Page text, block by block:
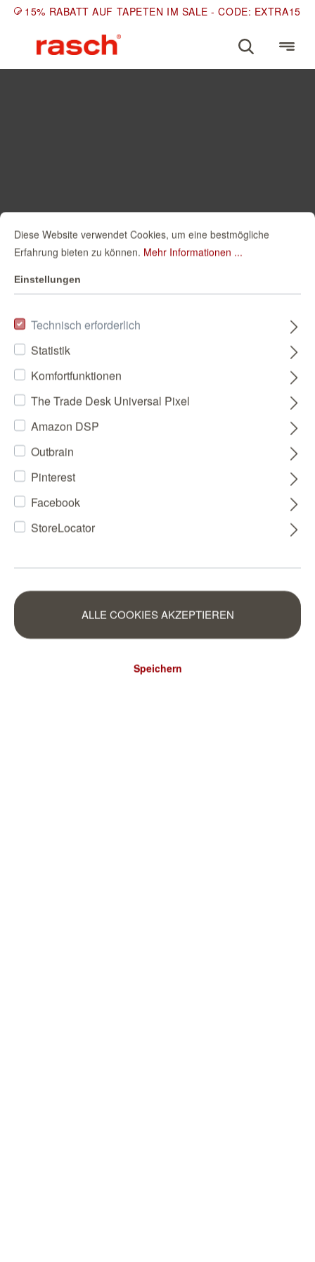
15% RABATT AUF TAPETEN IM SALE - CODE: EXTRA15
Diese Website verwendet Cookies, um eine bestmögliche
Erfahrung bieten zu können. Mehr Informationen ...
Einstellungen
Technisch erforderlich
Statistik
Komfortfunktionen
The Trade Desk Universal Pixel
Amazon DSP
Outbrain
Pinterest
Facebook
StoreLocator
ALLE COOKIES AKZEPTIEREN
Speichern